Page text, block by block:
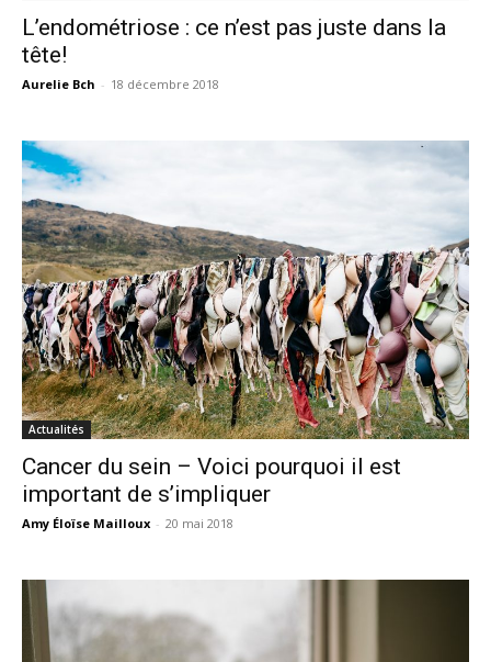
L’endométriose : ce n’est pas juste dans la
tête!
Aurelie Bch - 18 décembre 2018
Actualités
Cancer du sein – Voici pourquoi il est
important de s’impliquer
Amy Éloïse Mailloux - 20 mai 2018